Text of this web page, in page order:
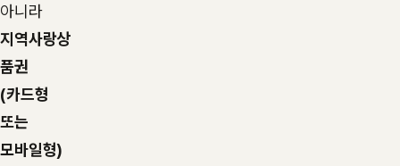
아니라
지역사랑상
품권
(카드형
또는
모바일형)